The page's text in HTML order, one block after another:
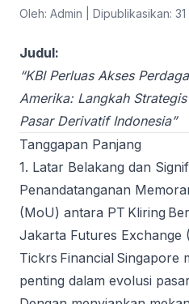
Oleh: Admin Dipublikasikan:
Judul:
“KBI Perluas Akses
Amerika: Langkah
Pasar Derivatif Indonesia”
Tanggapan Panjang
1. Latar Belakang dan
Penandatanganan
(MoU) antara PT Kliring
Jakarta Futures Exchange
Tickrs Financial Singapore
penting dalam evolusi